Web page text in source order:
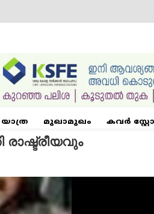
യാത്ര മുഖാമുഖം കവർ
രാഷ്ട്രീയവും